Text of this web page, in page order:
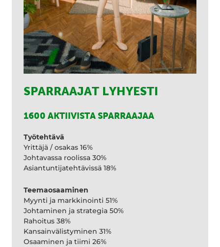
SPARRAAJAT LYHYESTI
1600 AKTIIVISTA SPARRAAJAA
Työtehtävä
Yrittäjä / osakas 16%
Johtavassa roolissa 30%
Asiantuntijatehtävissä 18%
Teemaosaaminen
Myynti ja markkinointi 51%
Johtaminen ja strategia 50%
Rahoitus 38%
Kansainvälistyminen 31%
Osaaminen ja tiimi 26%